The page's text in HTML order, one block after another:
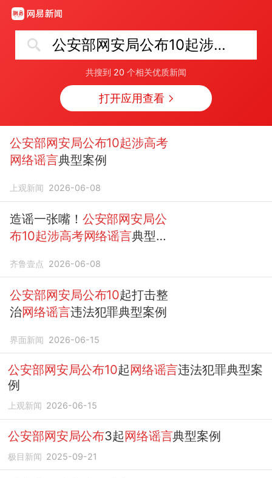
公安部网安局公布10起涉高考网络谣言
共搜到 20 个相关优质新闻
打开应用查看
公安部网安局公布10起涉高考
网络谣言典型案例
上观新闻 2026-06-08
造谣一张嘴！ 公安部网安局公
布10起涉高考网络谣言典型案
齐鲁壹点 2026-06-08
公安部网安局公布10起打击整
治网络谣言违法犯罪典型案例
界面新闻 2026-06-15
公安部网安局公布10起网络谣言违法犯罪典型案
例
上观新闻 2026-06-15
公安部网安局公布3起网络谣言典型案例
极目新闻 2025-09-21